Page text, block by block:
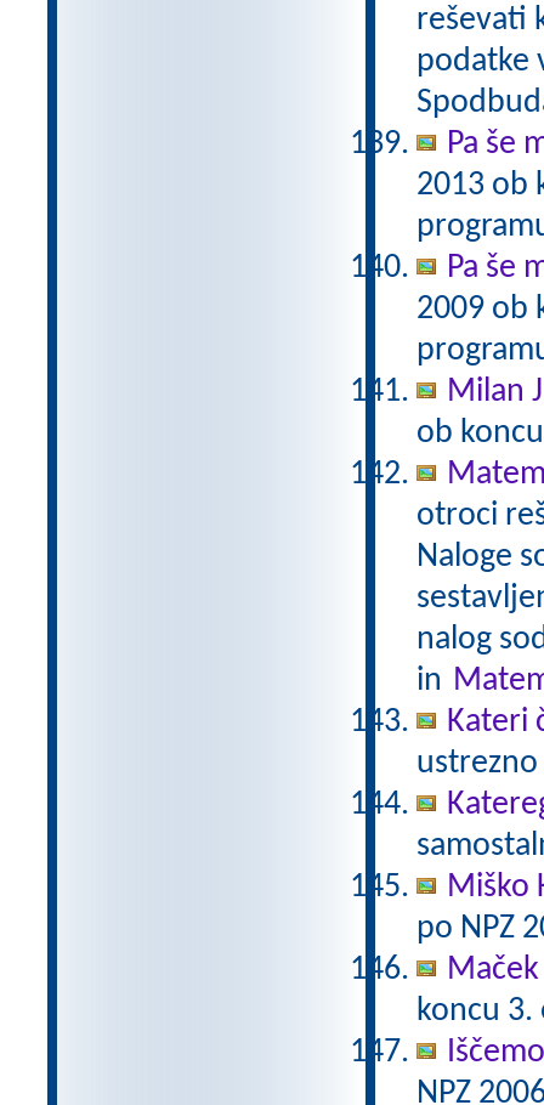
reševati
podatke
Pa še
2013 ob
Pa še
2009 ob
Milan
ob
otroci
Naloge
nalog
in
Kateri
Miško
po NPZ
koncu
NPZ